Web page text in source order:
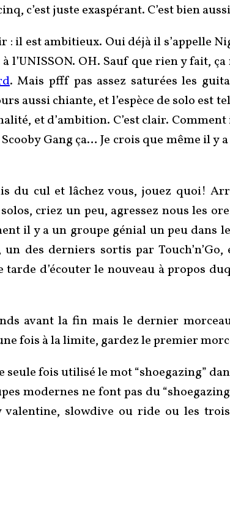
c’est juste exaspérant. C’est bien
il est ambitieux. Oui déjà il s’appelle
l’UNISSON. OH. Sauf que rien y fait,
. Mais pfff pas assez saturées les
aussi chiante, et l’espèce de solo est
et d’ambition. C’est clair.
Gang ça… Je crois que même il y
du cul et lâchez vous, jouez quoi!
criez un peu, agressez nous les
il y a un groupe génial un peu
des derniers sortis par
d’écouter le nouveau à propos
avant la fin mais le dernier
fois à la limite, gardez le premier
seule fois utilisé le mot “shoegazing”
modernes ne font pas du
slowdive ou ride ou les